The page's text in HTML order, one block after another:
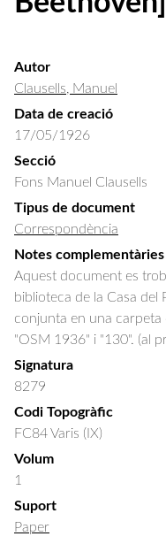
Autor
Clausells, Manuel
Data de creació
17/05/1926
Secció
Fons Manuel Clausells
Tipus de document
Correspondència
Notes complementàries
Aquest document es
biblioteca de la Casa del
conjunta en una carpeta
"OSM 1936" i "130". (al
Signatura
8279
Codi Topogràfic
FC84 Varis (IX)
Volum
1
Suport
Paper